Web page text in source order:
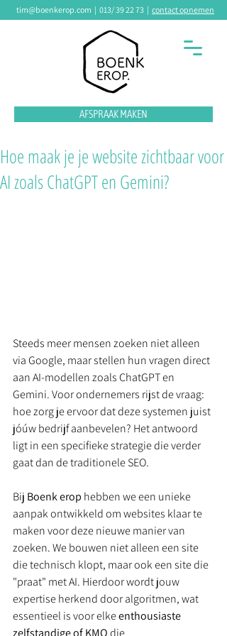
tim@boenkerop.com | 013/ 39 22 73 | contact opnemen
AFSPRAAK MAKEN
Hoe maak je je website zichtbaar voor
AI zoals ChatGPT en Gemini?
Steeds meer mensen zoeken niet alleen
via Google, maar stellen hun vragen direct
aan AI-modellen zoals ChatGPT en
Gemini. Voor ondernemers rijst de vraag:
hoe zorg je ervoor dat deze systemen juist
jóúw bedrijf aanbevelen? Het antwoord
ligt in een specifieke strategie die verder
gaat dan de traditionele SEO.
Bij Boenk erop hebben we een unieke
aanpak ontwikkeld om websites klaar te
maken voor deze nieuwe manier van
zoeken. We bouwen niet alleen een site
die technisch klopt, maar ook een site die
"praat" met AI. Hierdoor wordt jouw
expertise herkend door algoritmen, wat
essentieel is voor elke enthousiaste
zelfstandige of KMO die